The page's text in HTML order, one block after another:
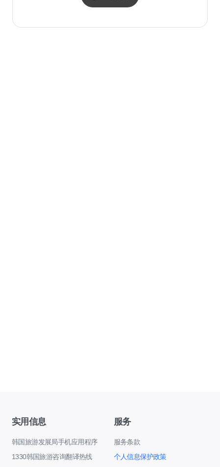
实用信息
韩国旅游发展局手机应用程序
1330韩国旅游咨询翻译热线
服务
服务条款
个人信息保护政策